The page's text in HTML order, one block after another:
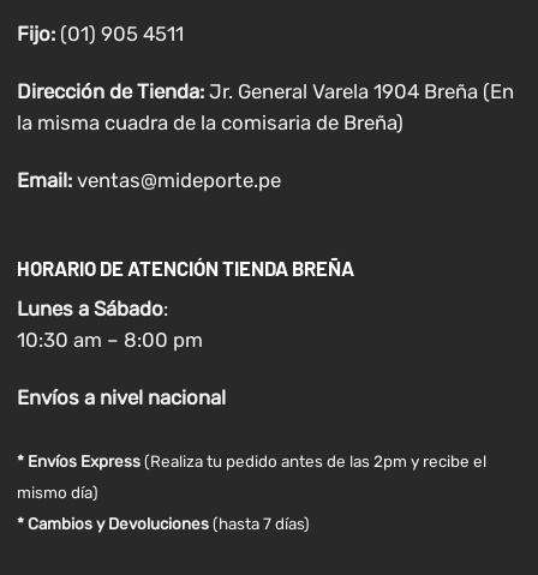
Fijo:(01) 905 4511
Dirección de Tienda: Jr. General Varela 1904 Breña (En
la misma cuadra de la comisaria de Breña)
Email: ventas@mideporte.pe
HORARIO DE ATENCIÓN TIENDA BREÑA
Lunes a Sábado:
10:30 am – 8:00 pm
Envíosa nivel nacional
* Envíos Express(Realiza tu pedido antes de las 2pm y recibe el
mismo día)
* Cambios y Devoluciones (hasta 7 días)